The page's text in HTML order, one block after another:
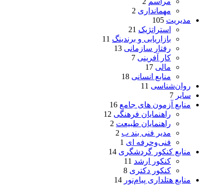
مهمانداری 2
مدیریت 105
استراتژیک 21
بازاریابی و برندینگ 11
رفتار سازمانی 13
کار آفرینی 7
مالی 17
منابع انسانی 18
روان‌شناسی 11
سایر 7
منابع آزمون های جامع 16
راهنمایان فرهنگی 12
راهنمایان طبیعت 2
مدیر فنی بند ب 2
فنی‌وحرفه‌ ای 1
منابع کنکور گردشگری 14
کنکور ارشد 11
کنکور دکتری 8
منابع هتلداری پیام‌نور 14